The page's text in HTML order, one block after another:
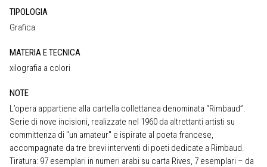
TIPOLOGIA
Grafica
MATERIA E TECNICA
xilografia a colori
NOTE
L’opera appartiene alla cartella collettanea denominata “Rimbaud”.
Serie di nove incisioni, realizzate nel 1960 da altrettanti artisti su
committenza di "un amateur" e ispirate al poeta francese,
accompagnate da tre brevi interventi di poeti dedicate a Rimbaud.
Tiratura: 97 esemplari in numeri arabi su carta Rives, 7 esemplari – da